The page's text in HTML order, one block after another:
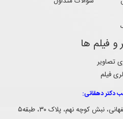
و فیلم ها
تصاویر
فیلم
دکتر دهقانی:
نبش کوچه نهم، پلاک ۳۰، طبقه۵